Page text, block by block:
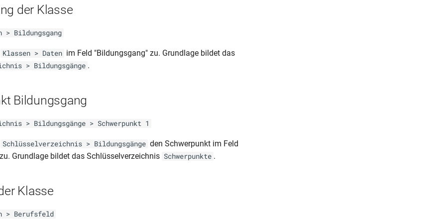
der Klasse
> Bildungsgang
Klassen > Daten im Feld "Bildungsgang" zu. Grundlage bildet das
> Bildungsgänge .
Bildungsgang
> Bildungsgänge > Schwerpunkt 1
Schlüsselverzeichnis > Bildungsgänge den Schwerpunkt im Feld
Grundlage bildet das Schlüsselverzeichnis Schwerpunkte .
Klasse
> Berufsfeld